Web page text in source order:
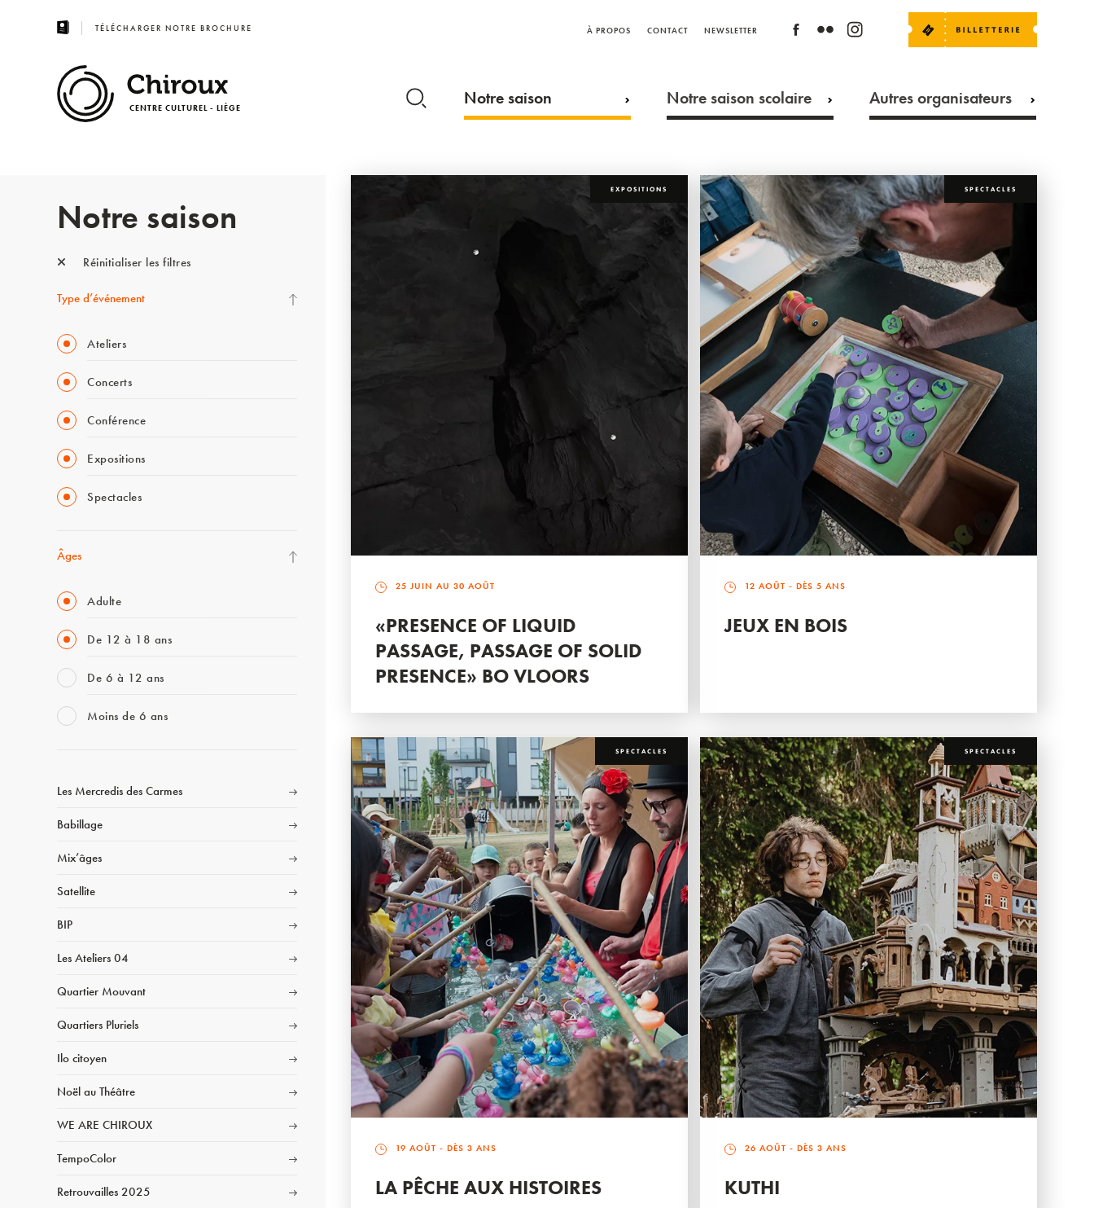
TÉLÉCHARGER NOTRE BROCHURE À PROPOS CONTACT NEWSLETTER
CENTRE CULTUREL - LIÈGE Notre saison Notre saison scolaire Autres organisateurs
Notre saison
Réinitialiser les filtres
Type d’événement
Ateliers
Concerts
Conférence
Expositions
Spectacles
Âges
Adulte
De 12 à 18 ans
De 6 à 12 ans
Moins de 6 ans
Les Mercredis des Carmes
Babillage
Mix’âges
Satellite
BIP
Les Ateliers 04
Quartier Mouvant
Quartiers Pluriels
Ilo citoyen
Noël au Théâtre
WE ARE CHIROUX
TempoColor
Retrouvailles 2025
EXPOSITIONS
25 JUIN AU 30 AOÛT
«PRESENCE OF LIQUID
PASSAGE, PASSAGE OF SOLID
PRESENCE» BO VLOORS
SPECTACLES
12 AOÛT - DÈS 5 ANS
JEUX EN BOIS
SPECTACLES
19 AOÛT - DÈS 3 ANS
LA PÊCHE AUX HISTOIRES
SPECTACLES
26 AOÛT - DÈS 3 ANS
KUTHI